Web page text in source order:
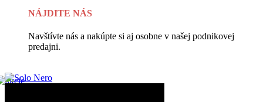
NÁJDITE NÁS
Navštívte nás a nakúpte si aj osobne v našej podnikovej
predajni.